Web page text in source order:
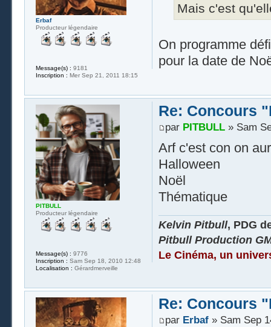
Mais c'est
On programme
pour la date de
Erbaf
Producteur légendaire
Message(s) : 9181
Inscription : Mer Sep 21, 2011 18:15
Re: Concours
par PITBULL» Sam
Arf c'est con on
Halloween
Noël
Thématique
Kelvin Pitbull, PDG
Pitbull Production
Le Cinéma, un
PITBULL
Producteur légendaire
Message(s) : 9776
Inscription : Sam Sep 18, 2010 12:48
Localisation : Gérardmerveille
Re: Concours
par Erbaf» Sam Sep